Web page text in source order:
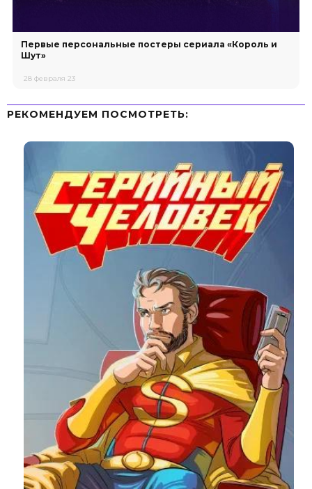
Первые персональные постеры сериала «Король и
Шут»
28 февраля 23
РЕКОМЕНДУЕМ ПОСМОТРЕТЬ: